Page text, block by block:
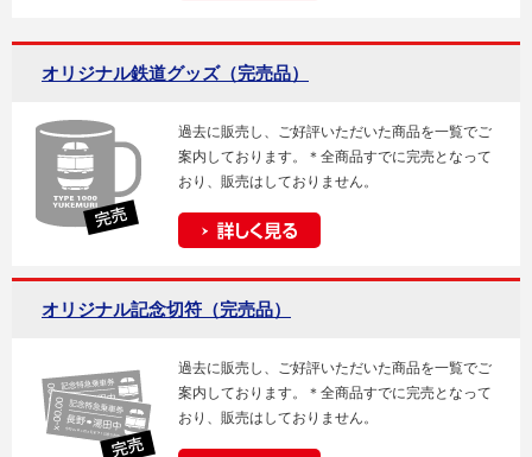
オリジナル鉄道グッズ（完売品）
過去に販売し、ご好評いただいた商品を一覧でご
案内しております。＊全商品すでに完売となって
おり、販売はしておりません。
オリジナル記念切符（完売品）
過去に販売し、ご好評いただいた商品を一覧でご
案内しております。＊全商品すでに完売となって
おり、販売はしておりません。